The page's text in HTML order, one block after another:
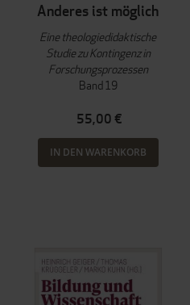
Anderes ist möglich
Eine theologiedidaktische
Studie zu Kontingenz in
Forschungsprozessen
Band 19
55,00 €
IN DEN WARENKORB